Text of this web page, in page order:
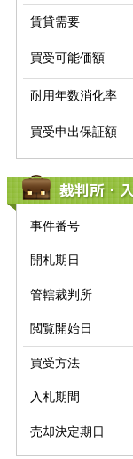
賃貸需要
買受可能価額
耐用年数消化率
買受申出保証額
裁判所・
事件番号
開札期日
管轄裁判所
閲覧開始日
買受方法
入札期間
売却決定期日